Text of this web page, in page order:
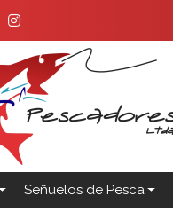
Señuelos de Pesca